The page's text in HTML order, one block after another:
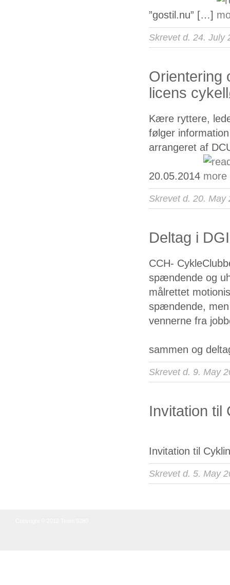
”gostil.nu” […]
Skrevet d. 24. July
Orientering
licens
Kære ryttere,
følger
arrangeret af
20.05.2014
Skrevet d. 20. May
Deltag i
CCH-
spændende og
målrettet
spændende,
vennerne fra
sammen og
Skrevet d. 9. May
Invitation til
Invitation til
Skrevet d. 5. May